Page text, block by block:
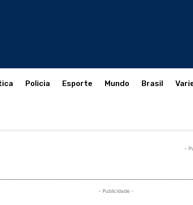
Policia Esporte Mundo Brasil
-
- Publicidade -